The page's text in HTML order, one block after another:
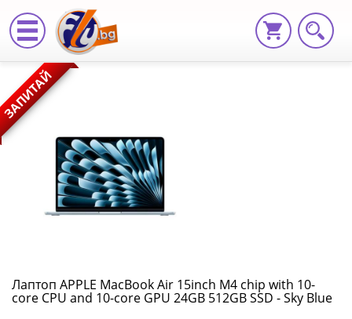
Лаптоп
APPLE
MacBook
Air
15inch
M4
with
ЗАПИТАЙ
Лаптоп APPLE MacBook Air 15inch M4 chip with 10-
core CPU and 10-core GPU 24GB 512GB SSD - Sky Blue